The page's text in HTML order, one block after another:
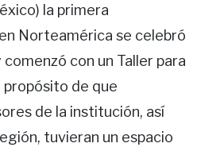
la primera
Norteamérica se celebró
con un Taller para
de que
de la institución, así
tuvieran un espacio